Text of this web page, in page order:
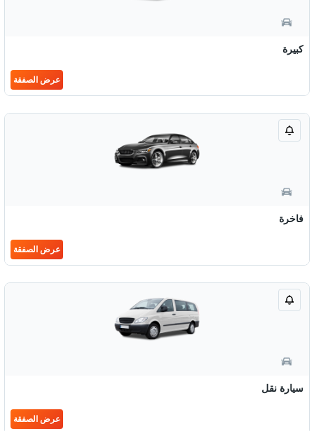
كبيرة
عرض الصفقة
فاخرة
عرض الصفقة
سيارة نقل
عرض الصفقة